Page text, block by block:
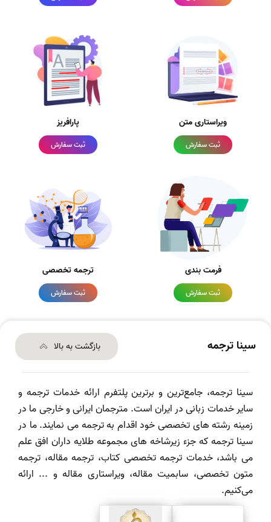
ویراستاری متن
ثبت سفارش
پارافریز
ثبت سفارش
فرمت بندی
ثبت سفارش
ترجمه تخصصی
ثبت سفارش
سینا ترجمه بازگشت به بالا
سینا ترجمه، جامع‌ترین و برترین پلتفرم ارائه خدمات ترجمه و
سایر خدمات زبانی در ایران است. مترجمان ایرانی و خارجی ما در
زمینه رشته های تخصصی خود اقدام به ترجمه می نمایند. ما در
سینا ترجمه که جزء زیرشاخه های مجموعه طلایه داران افق علم
می باشد، خدمات ترجمه تخصصی کتاب، ترجمه مقاله، ترجمه
متون تخصصی، سابمیت مقاله، ویراستاری مقاله و ... ارائه
می‌کنیم.